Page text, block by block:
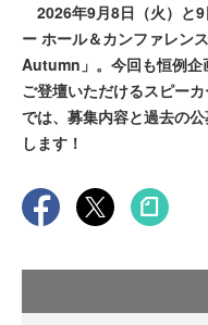
2026年9月8日（火）と
ー ホール＆カンファレン
Autumn」。今回も恒例企
ご登壇いただけるスピー
では、募集内容と過去の
します！